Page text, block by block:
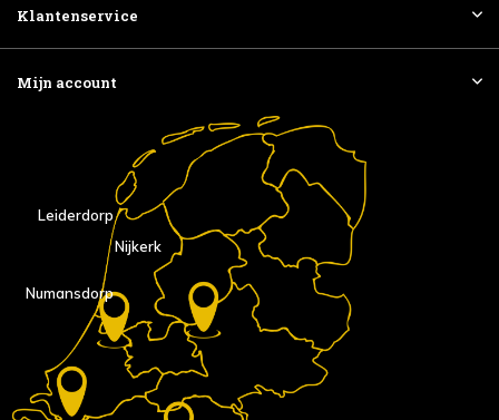
Klantenservice
Mijn account
Nijkerk
Numansdorp
Leiderdorp